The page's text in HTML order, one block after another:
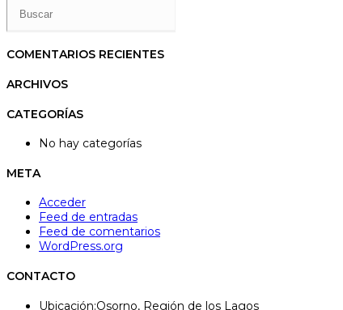
COMENTARIOS RECIENTES
ARCHIVOS
CATEGORÍAS
No hay categorías
META
Acceder
Feed de entradas
Feed de comentarios
WordPress.org
CONTACTO
Ubicación:Osorno, Región de los Lagos